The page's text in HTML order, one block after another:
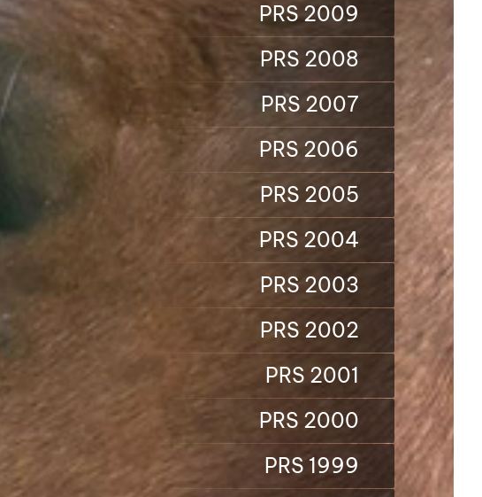
PRS 2009
PRS 2008
PRS 2007
PRS 2006
PRS 2005
PRS 2004
PRS 2003
PRS 2002
PRS 2001
PRS 2000
PRS 1999